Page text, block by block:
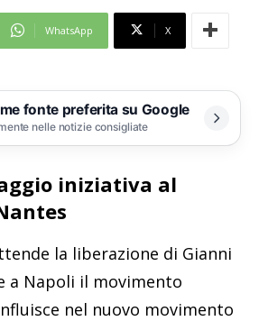
WhatsApp X
fonte preferita su Google
nelle notizie consigliate
iniziativa al
la liberazione di Gianni
a Napoli il movimento
nel nuovo movimento